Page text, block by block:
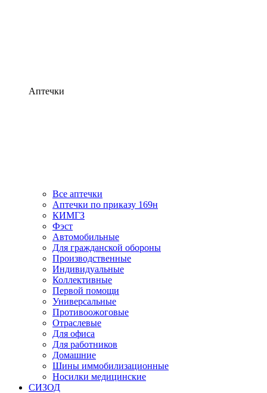
Аптечки
Все аптечки
Аптечки по приказу 169н
КИМГЗ
Фэст
Автомобильные
Для гражданской обороны
Производственные
Индивидуальные
Коллективные
Первой помощи
Универсальные
Противоожоговые
Отраслевые
Для офиса
Для работников
Домашние
Шины иммобилизационные
Носилки медицинские
СИЗОД